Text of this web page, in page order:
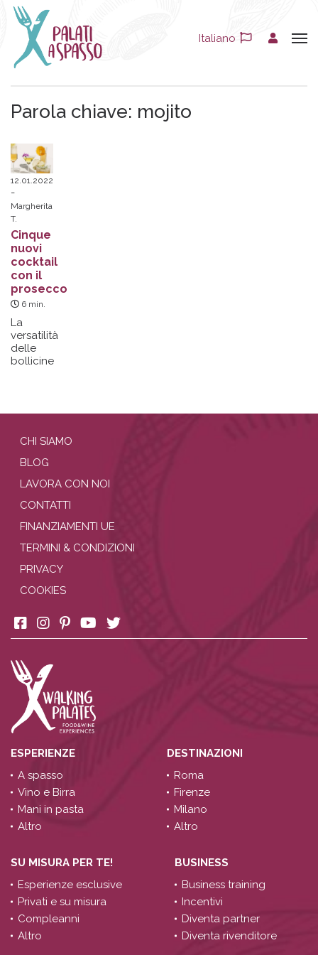
Italiano
Parola chiave: mojito
12.01.2022
Margherita
T.
Cinque
nuovi
cocktail
con il
prosecco
6 min.
La
versatilità
delle
bollicine
CHI SIAMO
BLOG
LAVORA CON NOI
CONTATTI
FINANZIAMENTI UE
TERMINI & CONDIZIONI
PRIVACY
COOKIES
ESPERIENZE
A spasso
Vino e Birra
Mani in pasta
Altro
DESTINAZIONI
Roma
Firenze
Milano
Altro
SU MISURA PER TE!
Esperienze esclusive
Privati e su misura
Compleanni
Altro
BUSINESS
Business training
Incentivi
Diventa partner
Diventa rivenditore